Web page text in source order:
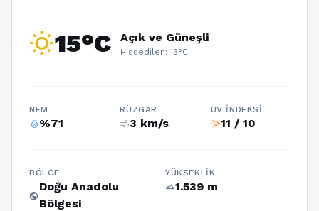
wb_sunny15°C Açık ve Güneşli
Hissedilen: 13°C
NEM
humidity_percentage%71
RÜZGAR
air3 km/s
UV İNDEKSI
wb_sunny11 / 10
BÖLGE
public
Doğu Anadolu
Bölgesi
YÜKSEKLIK
terrain1.539 m